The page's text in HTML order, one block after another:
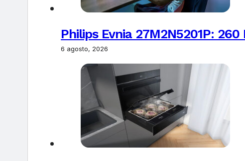
Philips Evnia 27M2N5201P:
6 agosto, 2026